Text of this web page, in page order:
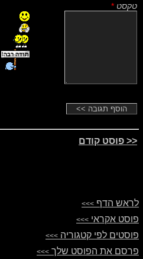
טקסט *
<< פוסט קודם
לראש הדף >>>
פוסט אקראי >>>
פוסטים לפי קטגוריה >>>
פרסם את הפוסט שלך >>>